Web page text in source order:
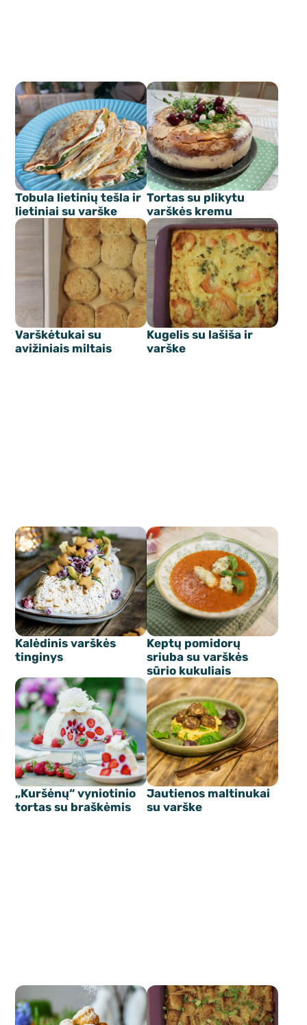
Tobula lietinių tešla ir
lietiniai su varške
Tortas su plikytu
varškės kremu
Varškėtukai su
avižiniais miltais
Kugelis su lašiša ir
varške
Kalėdinis varškės
tinginys
Keptų pomidorų
sriuba su varškės
sūrio kukuliais
„Kuršėnų“ vyniotinio
tortas su braškėmis
Jautienos maltinukai
su varške